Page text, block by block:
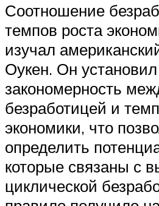
Соотношение
темпов роста
изучал
Оукен. Он установил
закономерность
безработицей и
экономики, что
определить
которые связаны с
циклической